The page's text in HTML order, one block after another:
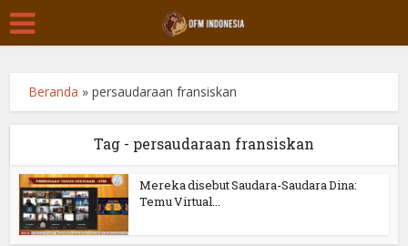
Beranda »persaudaraan fransiskan
Tag - persaudaraan fransiskan
Mereka disebut Saudara-Saudara Dina:
Temu Virtual...